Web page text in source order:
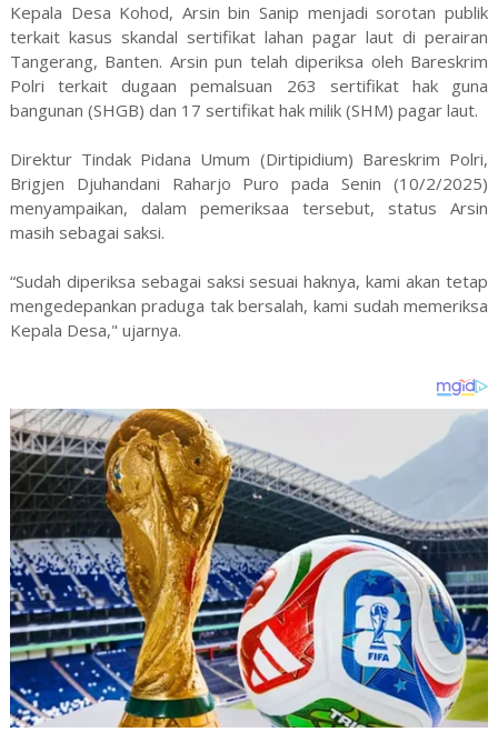
Kepala Desa Kohod, Arsin bin Sanip menjadi sorotan publik
terkait kasus skandal sertifikat lahan pagar laut di perairan
Tangerang, Banten. Arsin pun telah diperiksa oleh Bareskrim
Polri terkait dugaan pemalsuan 263 sertifikat hak guna
bangunan (SHGB) dan 17 sertifikat hak milik (SHM) pagar laut.
Direktur Tindak Pidana Umum (Dirtipidium) Bareskrim Polri,
Brigjen Djuhandani Raharjo Puro pada Senin (10/2/2025)
menyampaikan, dalam pemeriksaa tersebut, status Arsin
masih sebagai saksi.
“Sudah diperiksa sebagai saksi sesuai haknya, kami akan tetap
mengedepankan praduga tak bersalah, kami sudah memeriksa
Kepala Desa," ujarnya.